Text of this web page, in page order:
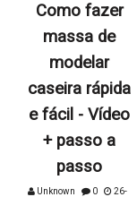
Como fazer
massa de
modelar
caseira rápida
e fácil - Vídeo
+ passo a
passo
Unknown 0
26-